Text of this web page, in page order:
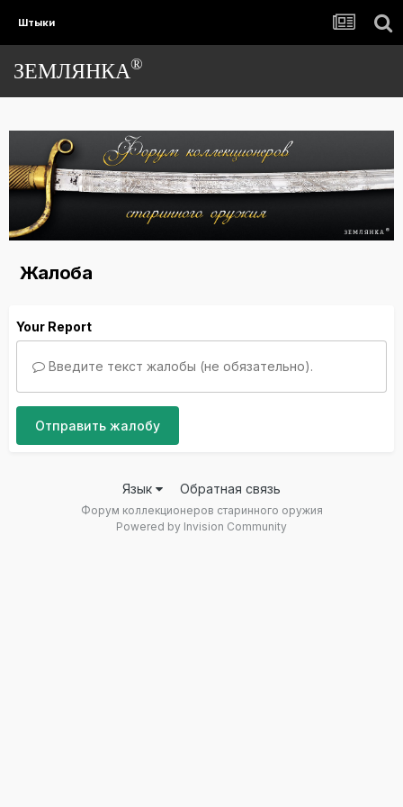
Штыки
ЗЕМЛЯНКА®
Жалоба
Your Report
Введите текст жалобы (не обязательно).
Отправить жалобу
Язык Обратная связь
Форум коллекционеров старинного оружия
Powered by Invision Community